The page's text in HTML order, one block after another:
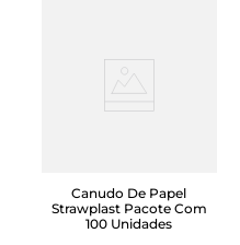
Canudo De Papel
Strawplast Pacote Com
100 Unidades